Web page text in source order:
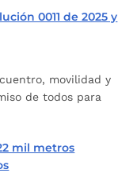
0011 de 2025 y
movilidad y
de todos para
mil metros